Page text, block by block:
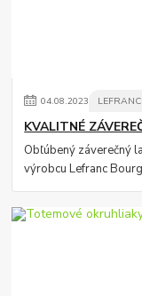
04.08.2023
KVALITNÉ
Obľúbený záverečný
výrobcu Lefranc